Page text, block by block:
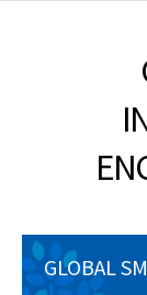
GLOBAL